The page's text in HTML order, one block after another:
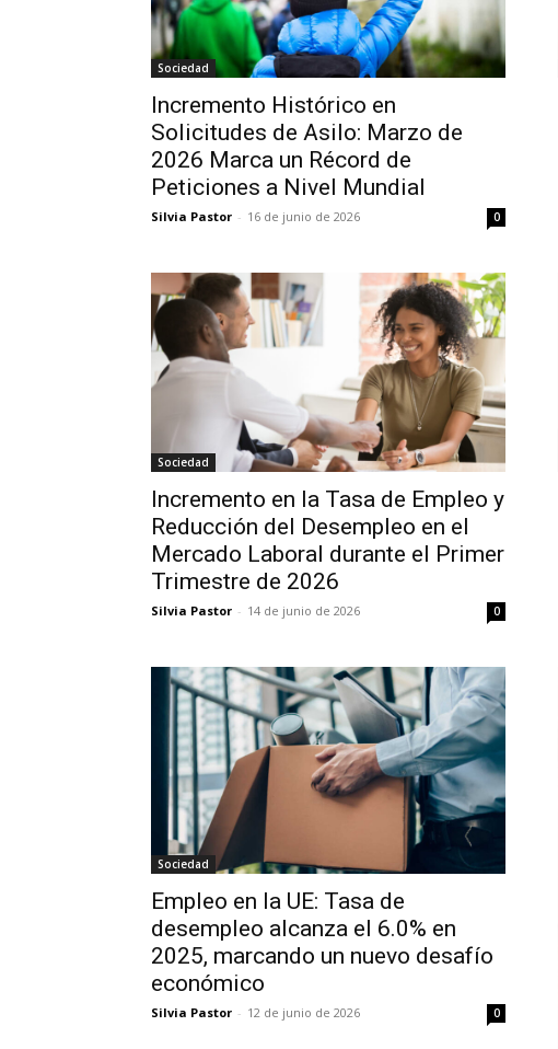
Sociedad
Incremento Histórico en
Solicitudes de Asilo: Marzo de
2026 Marca un Récord de
Peticiones a Nivel Mundial
Silvia Pastor - 16 de junio de 2026 0
Sociedad
Incremento en la Tasa de Empleo y
Reducción del Desempleo en el
Mercado Laboral durante el Primer
Trimestre de 2026
Silvia Pastor - 14 de junio de 2026 0
Sociedad
Empleo en la UE: Tasa de
desempleo alcanza el 6.0% en
2025, marcando un nuevo desafío
económico
Silvia Pastor - 12 de junio de 2026 0